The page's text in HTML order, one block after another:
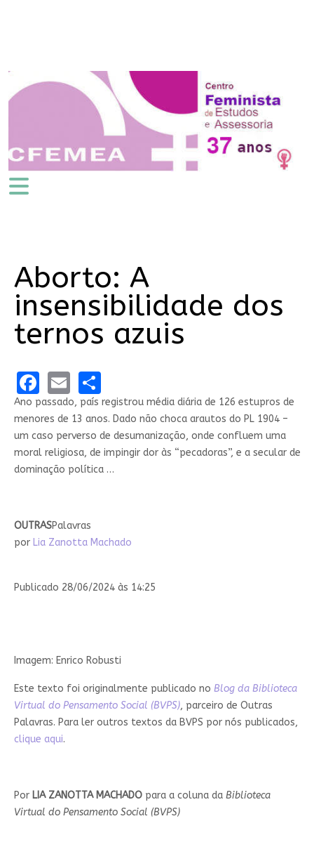
Aborto: A
insensibilidade dos
ternos azuis
Facebook
EmailShare
Ano passado, país registrou média diária de 126 estupros de
menores de 13 anos. Dado não choca arautos do PL 1904 –
um caso perverso de desumanização, onde confluem uma
moral religiosa, de impingir dor às “pecadoras”, e a secular de
dominação política …
OUTRASPalavras
por Lia Zanotta Machado
Publicado 28/06/2024 às 14:25
Imagem: Enrico Robusti
Este texto foi originalmente publicado no Blog da Biblioteca
Virtual do Pensamento Social (BVPS), parceiro de Outras
Palavras. Para ler outros textos da BVPS por nós publicados,
clique aqui.
Por LIA ZANOTTA MACHADOpara a coluna da Biblioteca
Virtual do Pensamento Social (BVPS)